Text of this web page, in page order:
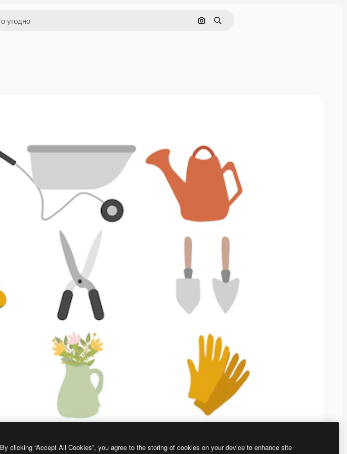
Поиск по изображению
Поиск
By clicking “Accept All Cookies”, you agree to the storing of cookies on your device to enhance site